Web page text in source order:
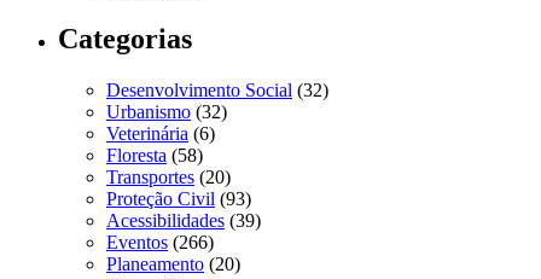
Categorias
Desenvolvimento Social (32)
Urbanismo (32)
Veterinária (6)
Floresta (58)
Transportes (20)
Proteção Civil (93)
Acessibilidades (39)
Eventos (266)
Planeamento (20)